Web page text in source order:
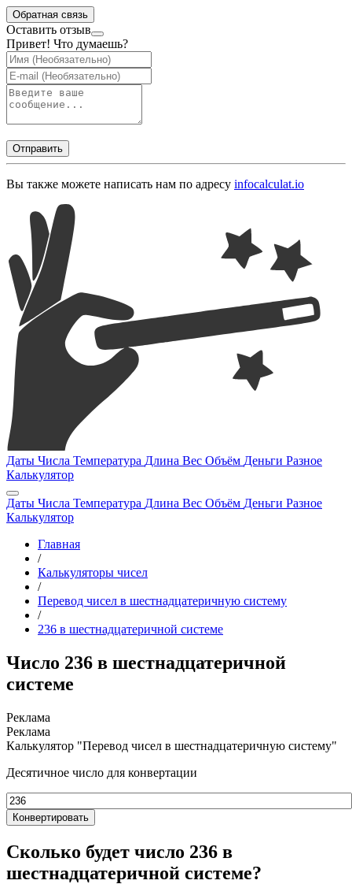
Обратная связь
Оставить отзыв
Привет! Что думаешь?
Отправить
Вы также можете написать нам по адресу infocalculat.io
Даты Числа Температура Длина Вес Объём Деньги Разное
Калькулятор
Даты Числа Температура Длина Вес Объём Деньги Разное
Калькулятор
Главная
/
Калькуляторы чисел
/
Перевод чисел в шестнадцатеричную систему
/
236 в шестнадцатеричной системе
Число 236 в шестнадцатеричной
системе
Калькулятор "Перевод чисел в шестнадцатеричную систему"
Десятичное число для конвертации
Конвертировать
Сколько будет число 236 в
шестнадцатеричной системе?